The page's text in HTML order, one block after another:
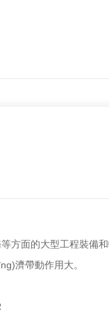
面的大型工程裝備和
濟帶動作用大。